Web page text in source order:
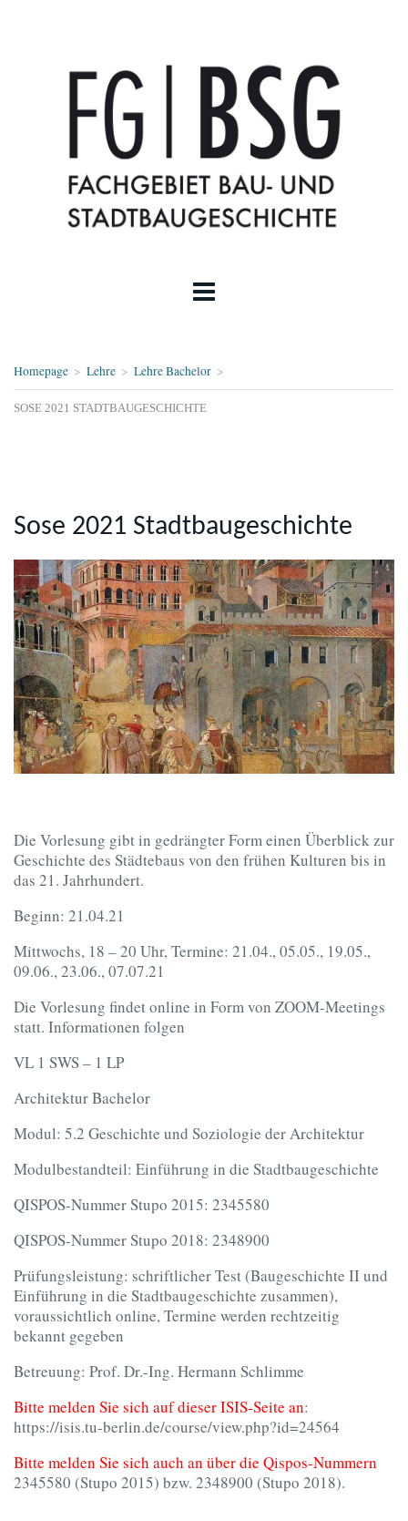
Homepage > Lehre > Lehre Bachelor >
SOSE 2021 STADTBAUGESCHICHTE
Sose 2021 Stadtbaugeschichte
Die Vorlesung gibt in gedrängter Form einen Überblick zur
Geschichte des Städtebaus von den frühen Kulturen bis in
das 21. Jahrhundert.
Beginn: 21.04.21
Mittwochs, 18 – 20 Uhr, Termine: 21.04., 05.05., 19.05.,
09.06., 23.06., 07.07.21
Die Vorlesung findet online in Form von ZOOM-Meetings
statt. Informationen folgen
VL 1 SWS – 1 LP
Architektur Bachelor
Modul: 5.2 Geschichte und Soziologie der Architektur
Modulbestandteil: Einführung in die Stadtbaugeschichte
QISPOS-Nummer Stupo 2015: 2345580
QISPOS-Nummer Stupo 2018: 2348900
Prüfungsleistung: schriftlicher Test (Baugeschichte II und
Einführung in die Stadtbaugeschichte zusammen),
voraussichtlich online, Termine werden rechtzeitig
bekannt gegeben
Betreuung: Prof. Dr.-Ing. Hermann Schlimme
Bitte melden Sie sich auf dieser ISIS-Seite an:
https://isis.tu-berlin.de/course/view.php?id=24564
Bitte melden Sie sich auch an über die Qispos-Nummern
2345580 (Stupo 2015) bzw. 2348900 (Stupo 2018).